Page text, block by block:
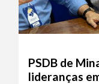
PSDB de
lideranças